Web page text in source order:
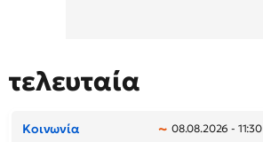
τελευταία
Κοινωνία 08.08.2026 - 11:30